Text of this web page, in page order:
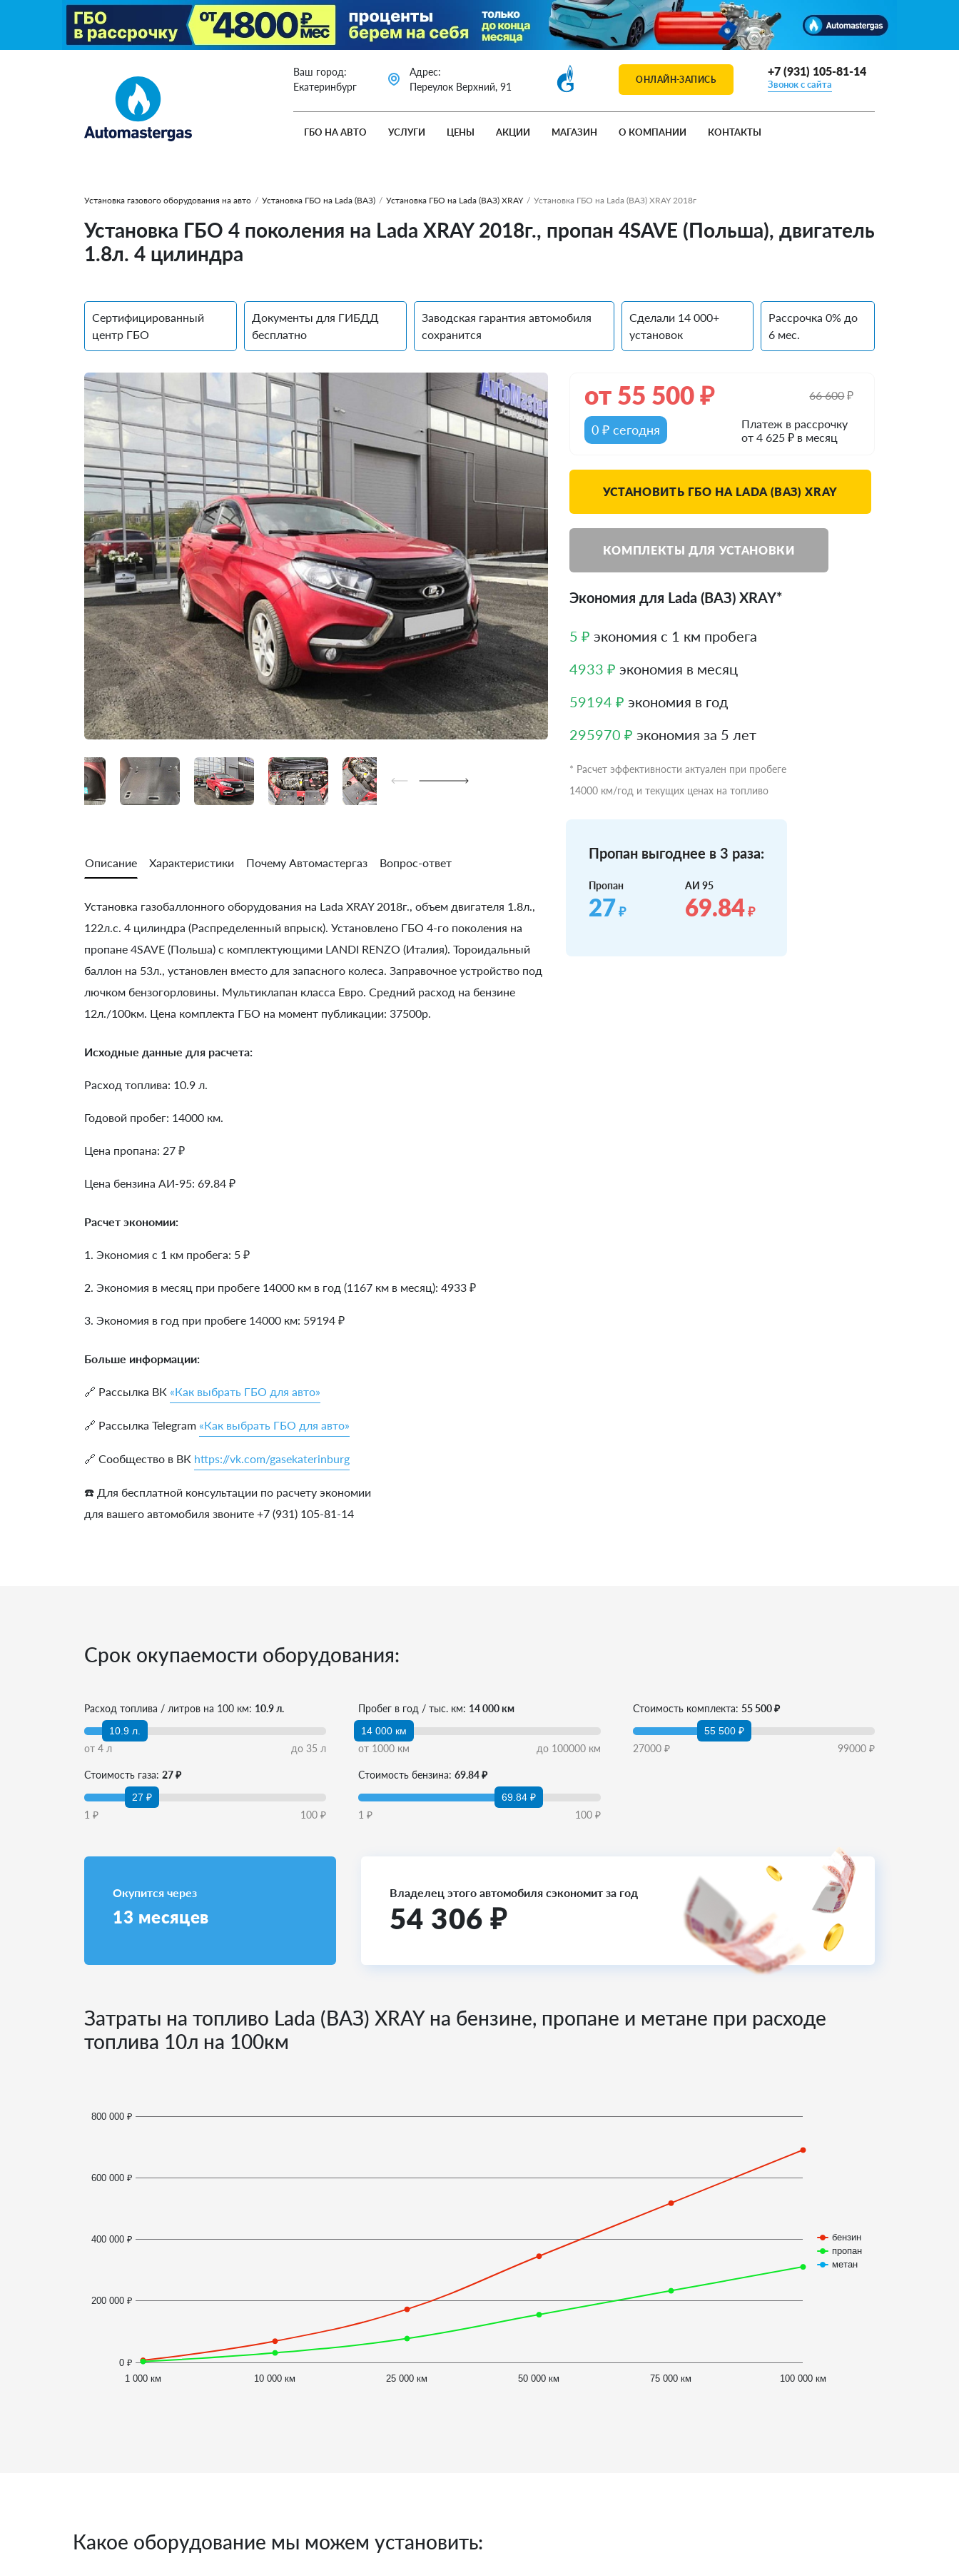
Ваш город:
Екатеринбург
Адрес:
Переулок Верхний, 91
ОНЛАЙН-ЗАПИСЬ
+7 (931) 105-81-14
Звонок с сайта
ГБО НА АВТО УСЛУГИ ЦЕНЫ АКЦИИ МАГАЗИН О КОМПАНИИ КОНТАКТЫ
Установка газового оборудования на авто / Установка ГБО на Lada (ВАЗ) / Установка ГБО на Lada (ВАЗ) XRAY / Установка ГБО на Lada (ВАЗ) XRAY 2018г
Установка ГБО 4 поколения на Lada XRAY 2018г., пропан 4SAVE (Польша), двигатель
1.8л. 4 цилиндра
Сертифицированный
центр ГБО
Документы для ГИБДД
бесплатно
Заводская гарантия автомобиля
сохранится
Сделали 14 000+
установок
Рассрочка 0% до
6 мес.
от 55 500₽ 66 600₽
0 ₽ сегодня
Платеж в рассрочку
от 4 625 ₽ в месяц
УСТАНОВИТЬ ГБО НА LADA (ВАЗ) XRAY
КОМПЛЕКТЫ ДЛЯ УСТАНОВКИ
Экономия для Lada (ВАЗ) XRAY*
5 ₽ экономия с 1 км пробега
4933 ₽ экономия в месяц
59194 ₽ экономия в год
295970 ₽ экономия за 5 лет
* Расчет эффективности актуален при пробеге
14000 км/год и текущих ценах на топливо
Описание Характеристики Почему Автомастергаз Вопрос-ответ
Установка газобаллонного оборудования на Lada XRAY 2018г., объем двигателя 1.8л.,
122л.с. 4 цилиндра (Распределенный впрыск). Установлено ГБО 4-го поколения на
пропане 4SAVE (Польша) с комплектующими LANDI RENZO (Италия). Тороидальный
баллон на 53л., установлен вместо для запасного колеса. Заправочное устройство под
лючком бензогорловины. Мультиклапан класса Евро. Средний расход на бензине
12л./100км. Цена комплекта ГБО на момент публикации: 37500р.
Исходные данные для расчета:
Расход топлива: 10.9 л.
Годовой пробег: 14000 км.
Цена пропана: 27 ₽
Цена бензина АИ-95: 69.84 ₽
Расчет экономии:
1. Экономия с 1 км пробега: 5 ₽
2. Экономия в месяц при пробеге 14000 км в год (1167 км в месяц): 4933 ₽
3. Экономия в год при пробеге 14000 км: 59194 ₽
Больше информации:
🔗 Рассылка ВК «Как выбрать ГБО для авто»
🔗 Рассылка Telegram «Как выбрать ГБО для авто»
🔗 Сообщество в ВК https://vk.com/gasekaterinburg
☎️ Для бесплатной консультации по расчету экономии
для вашего автомобиля звоните +7 (931) 105-81-14
Пропан выгоднее в 3 раза:
Пропан
27₽
АИ 95
69.84₽
Срок окупаемости оборудования:
Расход топлива / литров на 100 км: 10.9 л.
10.9 л.
от 4 л до35 л
Пробег в год / тыс. км: 14 000 км
14 000 км
от 1000 км до 100000км
Стоимость комплекта: 55 500 ₽
55 500 ₽
27000₽ 99000₽
Стоимость газа: 27 ₽
27 ₽
1 ₽ 100 ₽
Стоимость бензина:69.84 ₽
69.84 ₽
1 ₽ 100₽
Окупится через
13 месяцев
Владелец этого автомобиля сэкономит за год
54 306 ₽
Затраты на топливо Lada (ВАЗ) XRAY на бензине, пропане и метане при расходе
топлива 10л на 100км
бензин
пропан
метан
1 000 км 10 000 км 25 000 км 50 000 км 75 000 км 100 000 км
0 ₽
200 000 ₽
400 000 ₽
600 000 ₽
800 000 ₽
Какое оборудование мы можем установить: